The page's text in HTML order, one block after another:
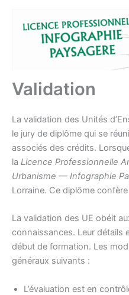
Validation
La validation des Unités
le jury de diplôme qui se
associés des crédits.
la Licence Professionnelle
Urbanisme — Infographie
Lorraine. Ce diplôme
La validation des UE obéit
connaissances. Leur détails
début de formation. Les
généraux suivants :
L’évaluation est en